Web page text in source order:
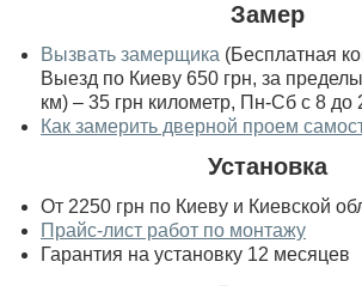
Замер
Вызвать замерщика (Бесплатная
Выезд по Киеву 650 грн, за
км) – 35 грн километр, Пн-Сб с 8 до
Как замерить дверной проем
Установка
От 2250 грн по Киеву и Киевской
Прайс-лист работ по монтажу
Гарантия на установку 12 месяцев